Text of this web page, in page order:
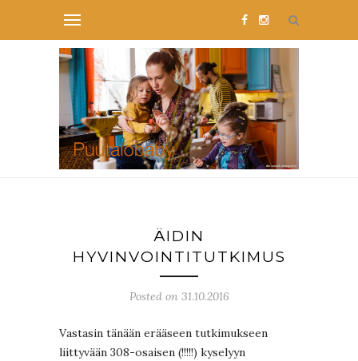
ÄIDIN
HYVINVOINTITUTKIMUS
Posted on 31.10.2016
Vastasin tänään erääseen tutkimukseen
liittyvään 308-osaisen (!!!!!) kyselyyn